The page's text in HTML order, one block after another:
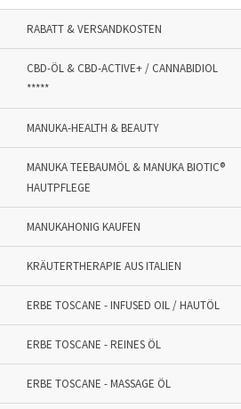
RABATT & VERSANDKOSTEN
CBD-ÖL & CBD-ACTIVE+ / CANNABIDIOL
*****
MANUKA-HEALTH & BEAUTY
MANUKA TEEBAUMÖL & MANUKA BIOTIC®
HAUTPFLEGE
MANUKAHONIG KAUFEN
KRÄUTERTHERAPIE AUS ITALIEN
ERBE TOSCANE - INFUSED OIL / HAUTÖL
ERBE TOSCANE - REINES ÖL
ERBE TOSCANE - MASSAGE ÖL